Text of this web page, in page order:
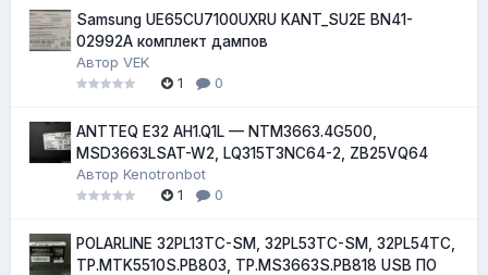
Samsung UE65CU7100UXRU KANT_SU2E BN41-
02992A комплект дампов
Автор VEK
1
0
ANTTEQ E32 AH1.Q1L — NTM3663.4G500,
MSD3663LSAT-W2, LQ315T3NC64-2, ZB25VQ64
Автор Kenotronbot
1
0
POLARLINE 32PL13TC-SM, 32PL53TC-SM, 32PL54TC,
TP.MTK5510S.PB803, TP.MS3663S.PB818 USB ПО